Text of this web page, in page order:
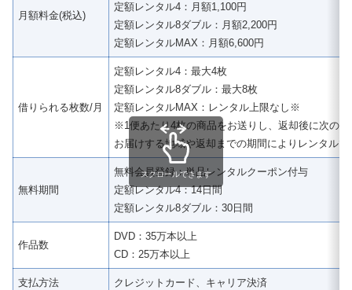
月額料金(税込)
定額レンタル4：月額1,100円
定額レンタル8ダブル：月額2,200円
定額レンタルMAX：月額6,600円
借りられる枚数/月
定額レンタル4：最大4枚
定額レンタル8ダブル：最大8枚
定額レンタルMAX：レンタル上限なし※
※1便あたり4枚の商品をお送りし、返却後に次の4
お届けする地域や返却までの期間によりレンタル
無料期間
無料会員登録：単品レンタルクーポン付与
定額レンタル4：14日間
定額レンタル8ダブル：30日間
作品数
DVD：35万本以上
CD：25万本以上
支払方法 クレジットカード、キャリア決済
スクロールできます